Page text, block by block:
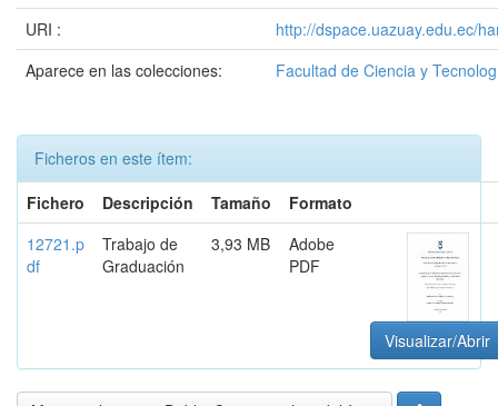
URI :
http://dspace.uazuay.edu.ec/
Aparece en las colecciones:
Facultad de Ciencia y
Ficheros en este ítem:
Fichero
Descripción Tamaño
Formato
12721.p
df
Trabajo de
Graduación
3,93 MB
Adobe
PDF
Visualizar/Abrir